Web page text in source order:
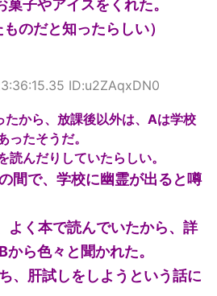
子やアイスをくれた。
のだと知ったらしい）
ID:u2ZAqxDN0
たから、放課後以外は、Aは学校
ったそうだ。
んだりしていたらしい。
間で、学校に幽霊が出ると噂
よく本で読んでいたから、詳
ら色々と聞かれた。
、肝試しをしようという話に